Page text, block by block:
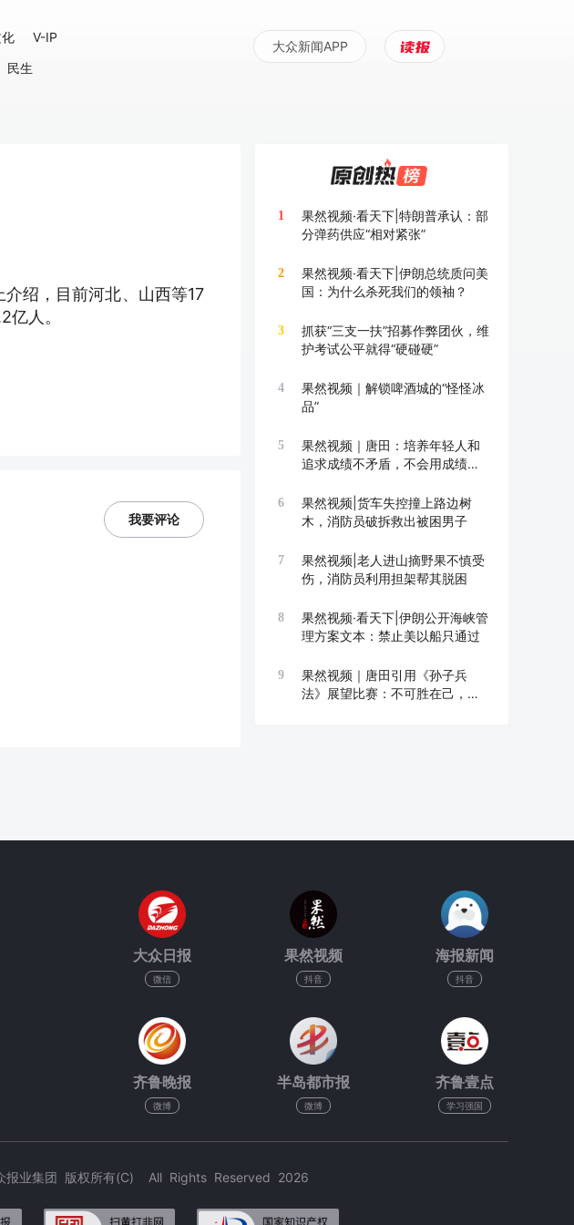
V-IP
民生
大众新闻APP
绍，目前河北、山西等17
人。
我要评论
1
果然视频·看天下|特朗普承认：部
分弹药供应“相对紧张”
2
果然视频·看天下|伊朗总统质问美
国：为什么杀死我们的领袖？
3
抓获“三支一扶”招募作弊团伙，维
护考试公平就得“硬碰硬”
4
果然视频｜解锁啤酒城的“怪怪冰
品”
5
果然视频｜唐田：培养年轻人和
追求成绩不矛盾，不会用成绩换
6
果然视频|货车失控撞上路边树
木，消防员破拆救出被困男子
7
果然视频|老人进山摘野果不慎受
伤，消防员利用担架帮其脱困
8
果然视频·看天下|伊朗公开海峡管
理方案文本：禁止美以船只通过
9
果然视频｜唐田引用《孙子兵
法》展望比赛：不可胜在己，可
大众日报
微信
果然视频
抖音
海报新闻
抖音
齐鲁晚报
微博
半岛都市报
微博
齐鲁壹点
学习强国
业集团 版权所有(C) All Rights Reserved 2026